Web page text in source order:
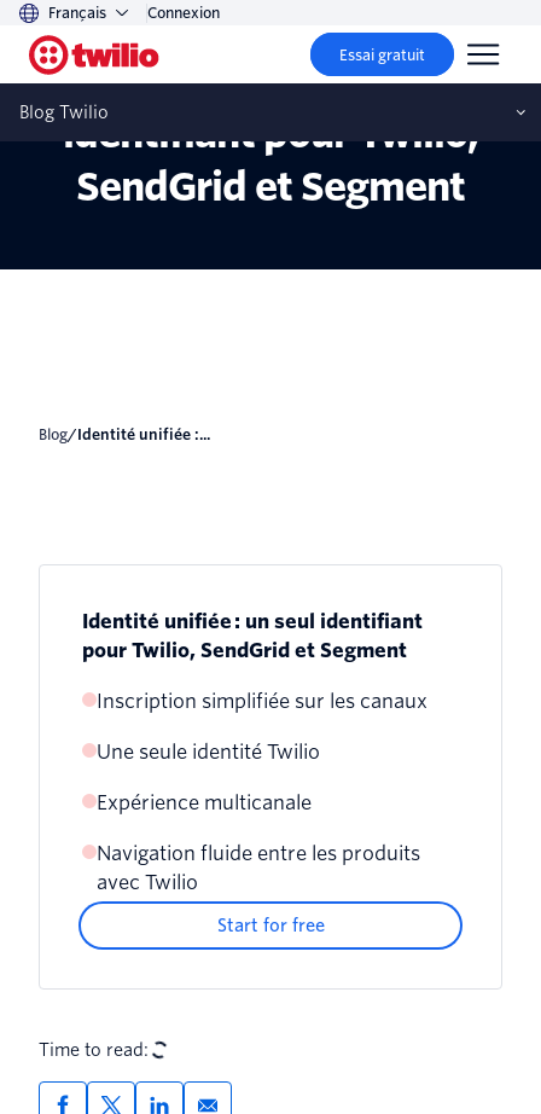
Français Connexion
Essai gratuit
Blog Twilio
Identité unifiée : un seul
identifiant pour Twilio,
SendGrid et Segment
blog/ Identité unifiée :...
Identité unifiée : un seul identifiant
pour Twilio, SendGrid et Segment
Inscription simplifiée sur les canaux
Une seule identité Twilio
Expérience multicanale
Navigation fluide entre les produits
avec Twilio
Start for free
Time to read: